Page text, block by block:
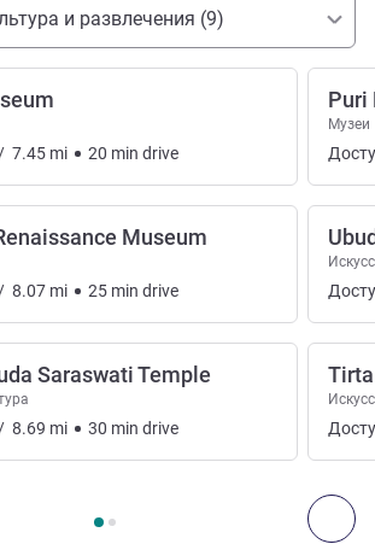
и развлечения (9)
культура и развлечения
, Искусство, культура и развлечения 1 :,
/ 7.45 mi 20 min drive
Museum
/ 8.07 mi 25 min drive
Saraswati Temple
/ 8.69 mi 30 min drive
Puri
Музеи